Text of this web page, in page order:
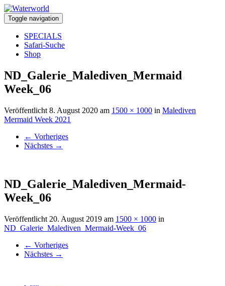
Toggle navigation
SPECIALS
Safari-Suche
Shop
ND_Galerie_Malediven_Mermaid
Week_06
Veröffentlicht 8. August 2020 am 1500 × 1000 in Malediven
Mermaid Week 2021
← Vorheriges
Nächstes →
ND_Galerie_Malediven_Mermaid-
Week_06
Veröffentlicht 20. August 2019 am 1500 × 1000 in
ND_Galerie_Malediven_Mermaid-Week_06
← Vorheriges
Nächstes →